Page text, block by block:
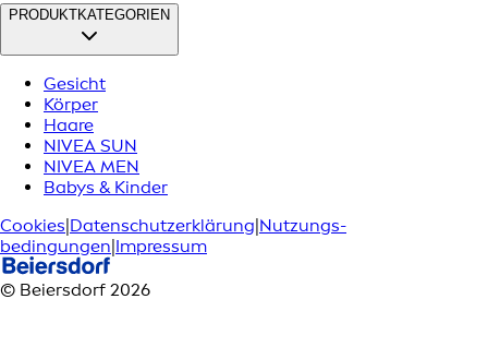
PRODUKTKATEGORIEN
Gesicht
Körper
Haare
NIVEA SUN
NIVEA MEN
Babys & Kinder
Cookies Datenschutzerklärung Nutzungs­
bedingungen Impressum
© Beiersdorf 2026